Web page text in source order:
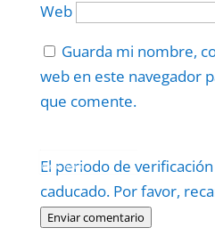
Web
Guarda mi nombre,
web en este navegador
que comente.
El periodo de
caducado. Por favor,
Enviar comentario
Politica–Términos.